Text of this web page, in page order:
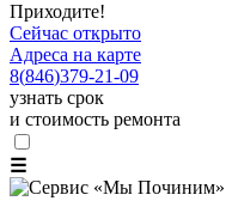
Приходите!
Сейчас открыто
Адреса на карте
8(846)379-21-09
узнать срок
и стоимость ремонта
☰